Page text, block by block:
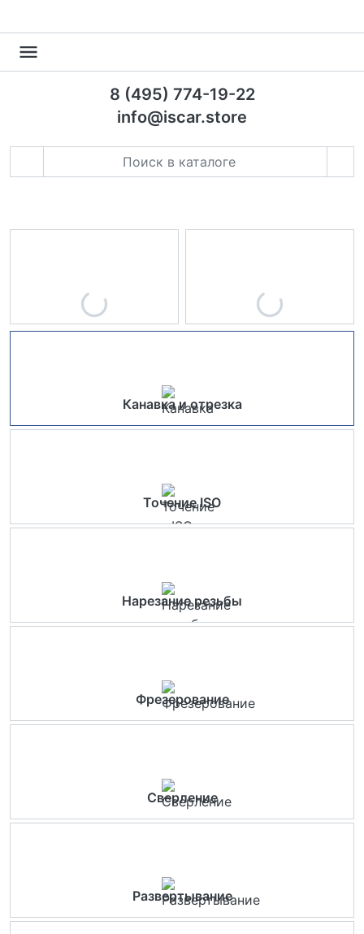
8 (495) 774-19-22
info@iscar.store
Канавка и отрезка
Точение ISO
Нарезание резьбы
Фрезерование
Сверление
Развертывание